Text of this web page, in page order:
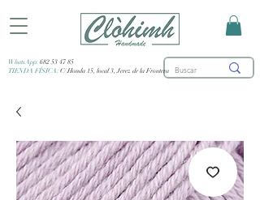
WhatsApp: 682 53 47 85
TIENDA FÍSICA: C/ Honda 15, local 3, Jerez de la Frontera